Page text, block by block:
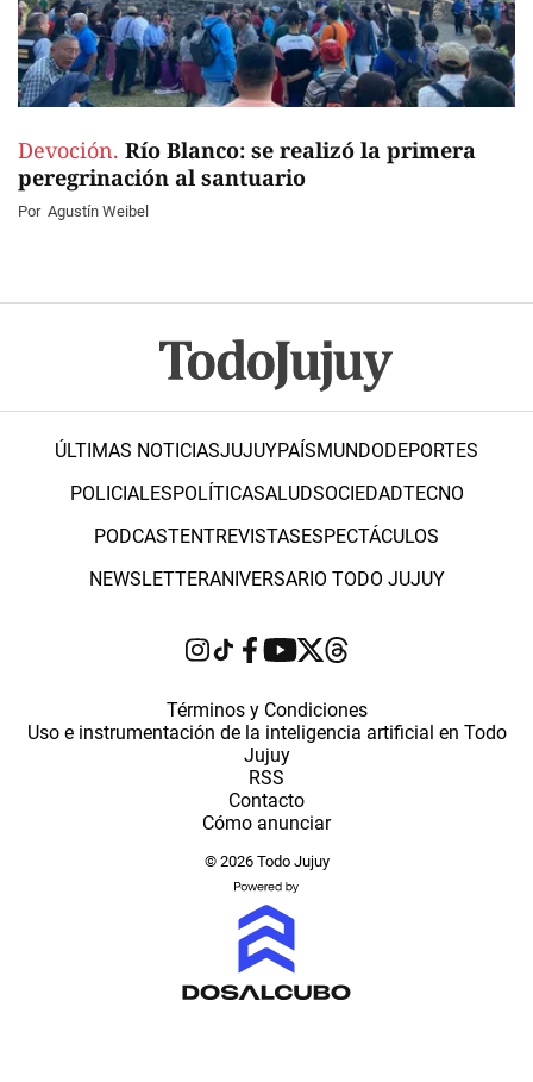
Devoción. Río Blanco: se realizó la primera
peregrinación al santuario
Por Agustín Weibel
ÚLTIMAS NOTICIASJUJUYPAÍSMUNDODEPORTES
POLICIALESPOLÍTICASALUDSOCIEDADTECNO
PODCASTENTREVISTASESPECTÁCULOS
NEWSLETTERANIVERSARIO TODO JUJUY
Términos y Condiciones
Uso e instrumentación de la inteligencia artificial en Todo
Jujuy
RSS
Contacto
Cómo anunciar
© 2026 Todo Jujuy